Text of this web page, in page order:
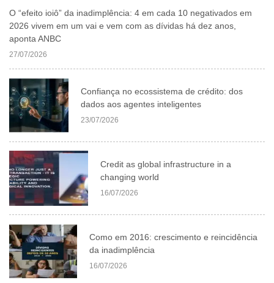
O “efeito ioiô” da inadimplência: 4 em cada 10 negativados em
2026 vivem em um vai e vem com as dívidas há dez anos,
aponta ANBC
27/07/2026
Confiança no ecossistema de crédito: dos
dados aos agentes inteligentes
23/07/2026
Credit as global infrastructure in a
changing world
16/07/2026
Como em 2016: crescimento e reincidência
da inadimplência
16/07/2026